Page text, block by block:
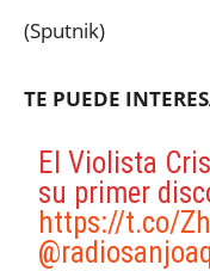
(Sputnik)
TE PUEDE
El Violista
su primer
https://t.co/